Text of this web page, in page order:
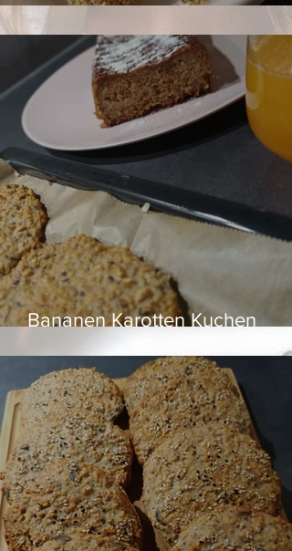
Bananen Karotten Kuchen